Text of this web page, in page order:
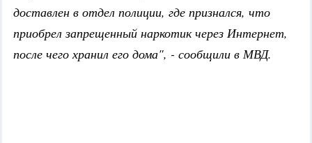
доставлен в отдел полиции, где признался, что
приобрел запрещенный наркотик через Интернет,
после чего хранил его дома", - сообщили в МВД.